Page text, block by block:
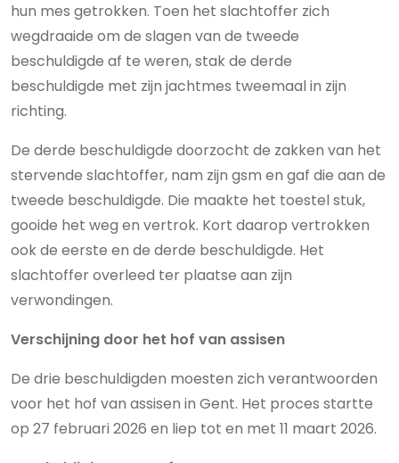
hun mes getrokken. Toen het slachtoffer zich
wegdraaide om de slagen van de tweede
beschuldigde af te weren, stak de derde
beschuldigde met zijn jachtmes tweemaal in zijn
richting.
De derde beschuldigde doorzocht de zakken van het
stervende slachtoffer, nam zijn gsm en gaf die aan de
tweede beschuldigde. Die maakte het toestel stuk,
gooide het weg en vertrok. Kort daarop vertrokken
ook de eerste en de derde beschuldigde. Het
slachtoffer overleed ter plaatse aan zijn
verwondingen.
Verschijning door het hof van assisen
De drie beschuldigden moesten zich verantwoorden
voor het hof van assisen in Gent. Het proces startte
op 27 februari 2026 en liep tot en met 11 maart 2026.